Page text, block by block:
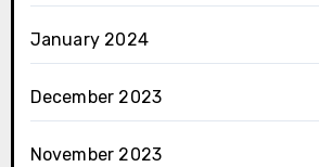
January 2024
December 2023
November 2023